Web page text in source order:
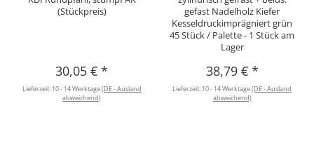
(Stückpreis)
30,05 €*
Lieferzeit: 10 - 14 Werktage(DE - Ausland
abweichend)
gefast Nadelholz Kiefer
Kesseldruckimprägniert grün
45 Stück / Palette - 1 Stück am
Lager
38,79 € *
Lieferzeit: 10 - 14 Werktage(DE - Ausland
abweichend)